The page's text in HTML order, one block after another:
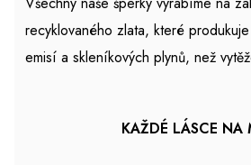
recyklovaného zlata, které
emisí a skleníkových plynů, než
KAŽDÉ LÁSCE NA